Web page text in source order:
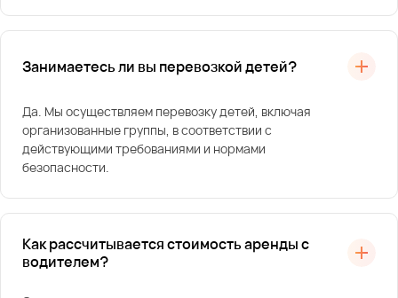
Занимаетесь ли вы перевозкой детей?
Да. Мы осуществляем перевозку детей, включая
организованные группы, в соответствии с
действующими требованиями и нормами
безопасности.
Как рассчитывается стоимость аренды с
водителем?